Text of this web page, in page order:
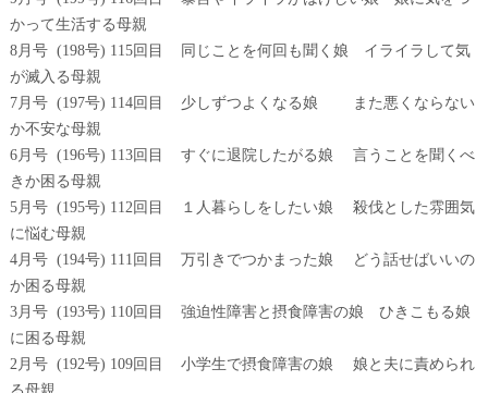
かって生活する母親
8月号 (198号) 115回目 同じことを何回も聞く娘 イライラして気
が滅入る母親
7月号 (197号) 114回目 少しずつよくなる娘 また悪くならない
か不安な母親
6月号 (196号) 113回目 すぐに退院したがる娘 言うことを聞くべ
きか困る母親
5月号 (195号) 112回目 １人暮らしをしたい娘 殺伐とした雰囲気
に悩む母親
4月号 (194号) 111回目 万引きでつかまった娘 どう話せばいいの
か困る母親
3月号 (193号) 110回目 強迫性障害と摂食障害の娘 ひきこもる娘
に困る母親
2月号 (192号) 109回目 小学生で摂食障害の娘 娘と夫に責められ